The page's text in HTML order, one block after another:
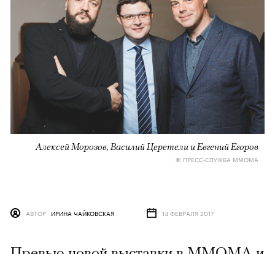
Алексей Морозов, Василий Церетели и Евгений Егоров
© ПРЕСС-СЛУЖБА ММОМА
АВТОР ИРИНА ЧАЙКОВСКАЯ 14 ФЕВРАЛЯ 2017